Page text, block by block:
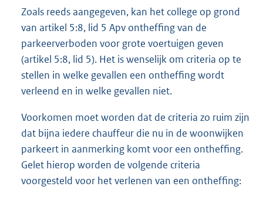
Zoals reeds aangegeven, kan het college op grond
van artikel 5:8, lid 5 Apv ontheffing van de
parkeerverboden voor grote voertuigen geven
(artikel 5:8, lid 5). Het is wenselijk om criteria op te
stellen in welke gevallen een ontheffing wordt
verleend en in welke gevallen niet.
Voorkomen moet worden dat de criteria zo ruim zijn
dat bijna iedere chauffeur die nu in de woonwijken
parkeert in aanmerking komt voor een ontheffing.
Gelet hierop worden de volgende criteria
voorgesteld voor het verlenen van een ontheffing: